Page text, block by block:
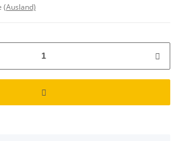
(Ausland)